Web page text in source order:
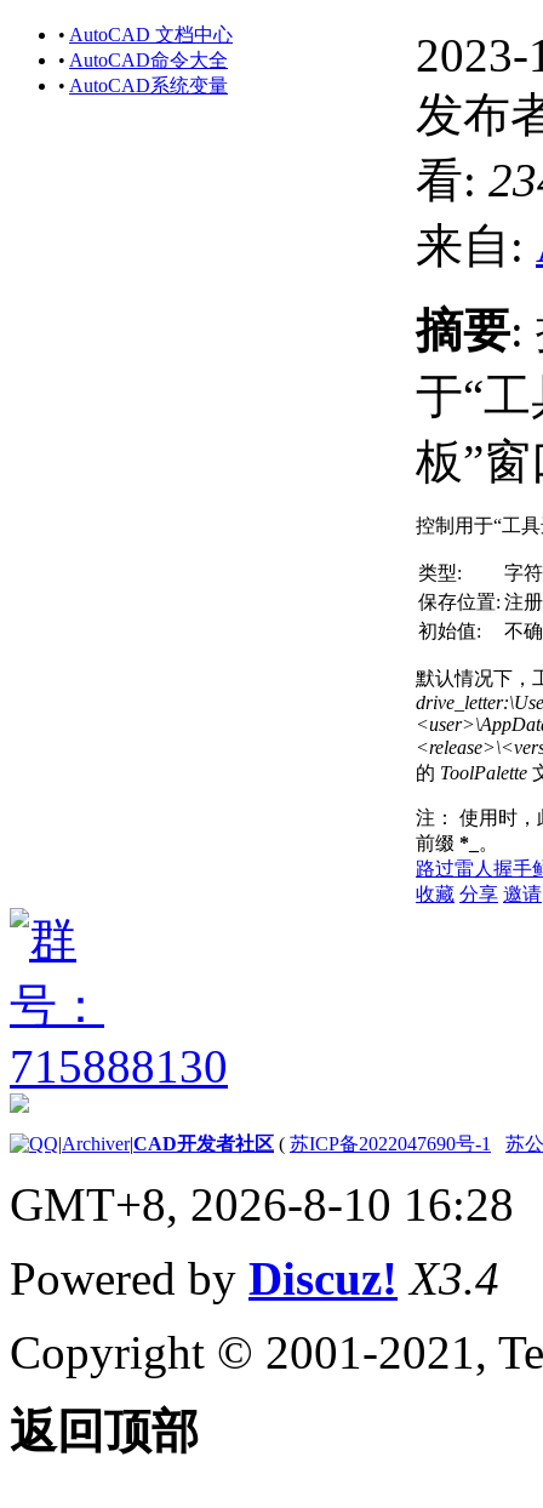
• AutoCAD 文档中心
• AutoCAD命令大全
• AutoCAD系统变量
2023-
发布
看:
来自:
摘要:
于“
板”
控制用于“工
类型:
字
保存位置: 注
初始值:
不
默认情况下，
的 ToolPalette
注：
使用时，
前缀 *_ 。
路过雷人 握手
收藏 分享 邀请
|Archiver|CAD开发者社区 ( 苏ICP备2022047690号-1 苏
GMT+8, 2026-8-10 16:28
Powered by Discuz! X3.4
Copyright © 2001-2021,
返回顶部